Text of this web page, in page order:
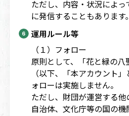
ただし、内容・状況によっ
に発信することもあります。
運用ルール等
（１）フォロー
原則として、「花と緑の八
（以下、「本アカウント
ォローは実施しません。
ただし、財団が運営する
自治体、文化庁等の国の